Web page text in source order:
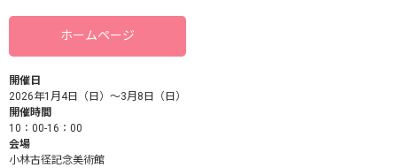
ホームページ
開催日
2026年1月4日（日）～3月8日（日）
開催時間
10：00-16：00
会場
小林古径記念美術館